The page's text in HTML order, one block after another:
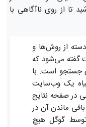
تا از روی ناآگاهی با
از روش‌ها و
گفته می‌شود که
جستجو است. با
یک وب‌سایت
در صفحه نتایج
ماندن آن در
گوگل هیچ